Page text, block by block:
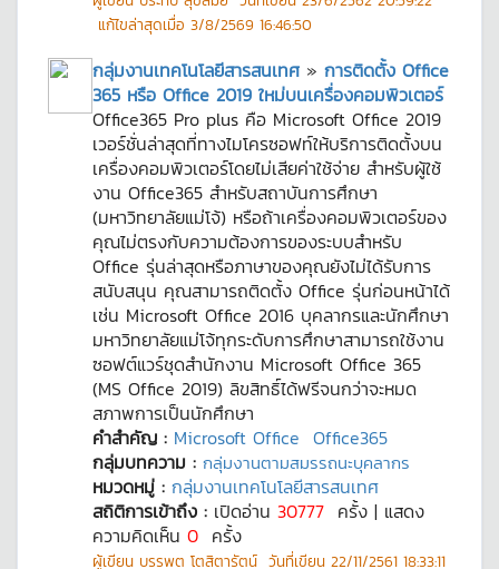
แก้ไขล่าสุดเมื่อ 3/8/2569 16:46:50
กลุ่มงานเทคโนโลยีสารสนเทศ » การติดตั้ง Office
365 หรือ Office 2019 ใหม่บนเครื่องคอมพิวเตอร์
Office365 Pro plus คือ Microsoft Office 2019
เวอร์ชั่นล่าสุดที่ทางไมโครซอฟท์ให้บริการติดตั้งบน
เครื่องคอมพิวเตอร์โดยไม่เสียค่าใช้จ่าย สำหรับผู้ใช้
งาน Office365 สำหรับสถาบันการศึกษา
(มหาวิทยาลัยแม่โจ้) หรือถ้าเครื่องคอมพิวเตอร์ของ
คุณไม่ตรงกับความต้องการของระบบสำหรับ
Office รุ่นล่าสุดหรือภาษาของคุณยังไม่ได้รับการ
สนับสนุน คุณสามารถติดตั้ง Office รุ่นก่อนหน้าได้
เช่น Microsoft Office 2016 บุคลากรและนักศึกษา
มหาวิทยาลัยแม่โจ้ทุกระดับการศึกษาสามารถใช้งาน
ซอฟต์แวร์ชุดสำนักงาน Microsoft Office 365
(MS Office 2019) ลิขสิทธิ์ได้ฟรีจนกว่าจะหมด
สภาพการเป็นนักศึกษา
คำสำคัญ : Microsoft Office Office365
กลุ่มบทความ : กลุ่มงานตามสมรรถนะบุคลากร
หมวดหมู่ : กลุ่มงานเทคโนโลยีสารสนเทศ
สถิติการเข้าถึง : เปิดอ่าน 30777 ครั้ง | แสดง
ความคิดเห็น 0 ครั้ง
ผู้เขียน บรรพต โตสิตารัตน์ วันที่เขียน 22/11/2561 18:33:11